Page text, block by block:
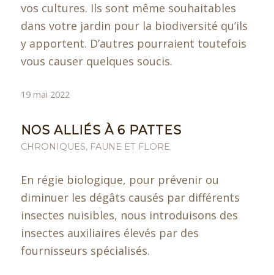
vos cultures. Ils sont même souhaitables
dans votre jardin pour la biodiversité qu’ils
y apportent. D’autres pourraient toutefois
vous causer quelques soucis.
19 mai 2022
NOS ALLIÉS À 6 PATTES
CHRONIQUES, FAUNE ET FLORE
En régie biologique, pour prévenir ou
diminuer les dégâts causés par différents
insectes nuisibles, nous introduisons des
insectes auxiliaires élevés par des
fournisseurs spécialisés.